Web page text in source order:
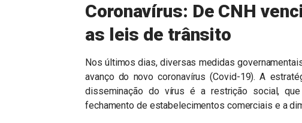
Coronavírus: De CNH
as leis de trânsito
Nos últimos dias, diversas medidas
avanço do novo coronavírus (Covid-19). A
disseminação do vírus é a restrição social,
fechamento de estabelecimentos comerciais e a